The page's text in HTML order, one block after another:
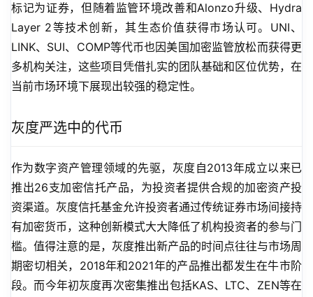
标记为证券，但随着监管环境改善和Alonzo升级、Hydra
Layer 2等技术创新，其生态价值获得市场认可。UNI、
LINK、SUI、COMP等代币也因美国加密监管放松而获得更
多机构关注，这些项目凭借扎实的团队基础和区位优势，在
当前市场环境下展现出较强的稳定性。
灰度严选中的代币
作为数字资产管理领域的先驱，灰度自2013年成立以来已
推出26支加密信托产品，为投资者提供合规的加密资产投
资渠道。灰度信托基金允许投资者通过传统证券市场间接持
有加密货币，这种创新模式大大降低了机构投资者的参与门
槛。值得注意的是，灰度推出新产品的时间点往往与市场周
期密切相关，2018年和2021年的产品推出都发生在牛市阶
段。而今年初灰度再次密集推出包括KAS、LTC、ZEN等在